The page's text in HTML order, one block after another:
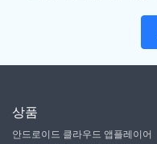
상품
안드로이드 클라우드 앱플레이어